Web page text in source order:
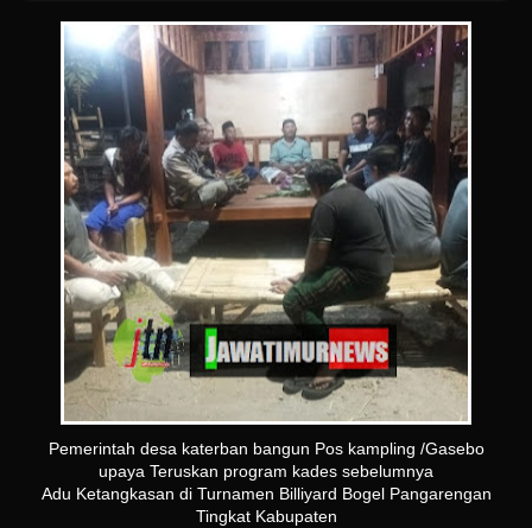
Pemerintah desa katerban bangun Pos kampling /Gasebo
upaya Teruskan program kades sebelumnya
Adu Ketangkasan di Turnamen Billiyard Bogel Pangarengan
Tingkat Kabupaten